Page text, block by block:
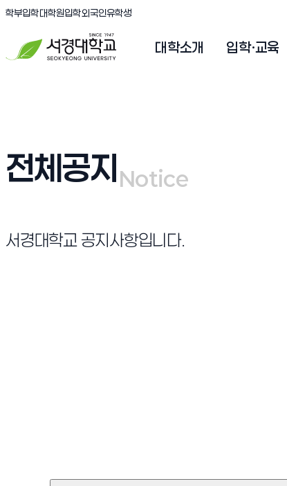
서경대학교
학부입학(새창 열림)
대학원입학(새창 열림)
외국인유학생(새창 열림)
대학소개 입학·교육
전체공지 Notice
Notice
서경대학교 공지사항입니다.